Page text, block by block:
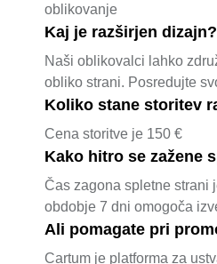
oblikovanje
Kaj je razširjen dizajn?
Naši oblikovalci lahko
obliko strani. Posredujte
Koliko stane storitev
Cena storitve je 150 €
Kako hitro se zažene
Čas zagona spletne strani
obdobje 7 dni omogoča
Ali pomagate pri
Cartum je platforma za